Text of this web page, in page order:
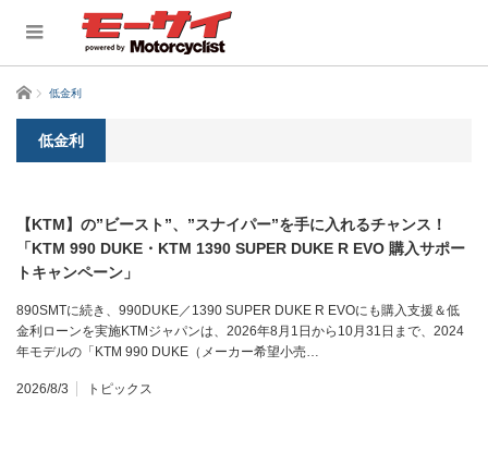
ホーム 低金利
低金利
【KTM】の”ビースト”、”スナイパー”を手に入れるチャンス！
「KTM 990 DUKE・KTM 1390 SUPER DUKE R EVO 購入サポー
トキャンペーン」
890SMTに続き、990DUKE／1390 SUPER DUKE R EVOにも購入支援＆低
金利ローンを実施KTMジャパンは、2026年8月1日から10月31日まで、2024
年モデルの「KTM 990 DUKE（メーカー希望小売…
2026/8/3 トピックス